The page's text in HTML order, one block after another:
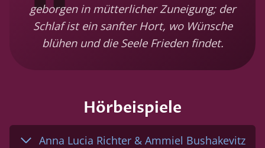
geborgen in mütterlicher Zuneigung; der
Schlaf ist ein sanfter Hort, wo Wünsche
blühen und die Seele Frieden findet.
Hörbeispiele
Anna Lucia Richter & Ammiel Bushakevitz